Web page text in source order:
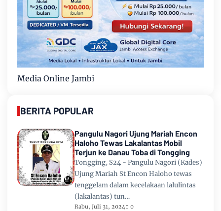
Media Online Jambi
BERITA POPULAR
Pangulu Nagori Ujung Mariah Encon
Haloho Tewas Lakalantas Mobil
Terjun ke Danau Toba di Tongging
Tongging, S24 - Pangulu Nagori (Kades)
Ujung Mariah St Encon Haloho tewas
tenggelam dalam kecelakaan lalulintas
(lakalantas) tun…
Rabu, Juli 31, 2024 0